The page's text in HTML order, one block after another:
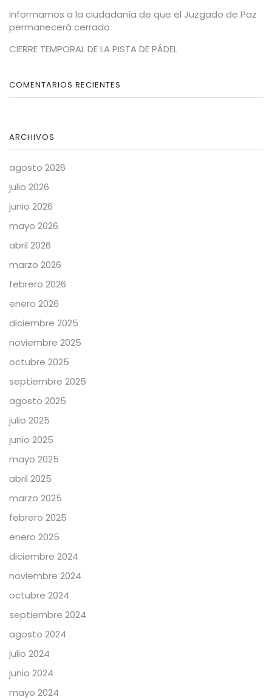
Informamos a la ciudadanía de que el Juzgado de Paz
permanecerá cerrado
CIERRE TEMPORAL DE LA PISTA DE PÁDEL
COMENTARIOS RECIENTES
ARCHIVOS
agosto 2026
julio 2026
junio 2026
mayo 2026
abril 2026
marzo 2026
febrero 2026
enero 2026
diciembre 2025
noviembre 2025
octubre 2025
septiembre 2025
agosto 2025
julio 2025
junio 2025
mayo 2025
abril 2025
marzo 2025
febrero 2025
enero 2025
diciembre 2024
noviembre 2024
octubre 2024
septiembre 2024
agosto 2024
julio 2024
junio 2024
mayo 2024